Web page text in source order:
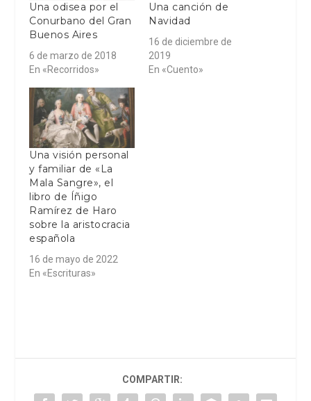
Una odisea por el
Conurbano del Gran
Buenos Aires
6 de marzo de 2018
En «Recorridos»
Una canción de
Navidad
16 de diciembre de
2019
En «Cuento»
Una visión personal
y familiar de «La
Mala Sangre», el
libro de Íñigo
Ramírez de Haro
sobre la aristocracia
española
16 de mayo de 2022
En «Escrituras»
COMPARTIR: